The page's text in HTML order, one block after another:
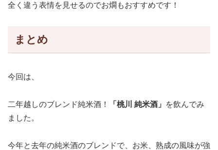
全く違う表情を見せるのでお燗もおすすめです！
まとめ
今回は、
二年越しのブレンド純米酒！ 「桃川 純米酒」
を飲んでみ
ました。
今年と去年の純米酒のブレンドで、お米、熟成の風味が強